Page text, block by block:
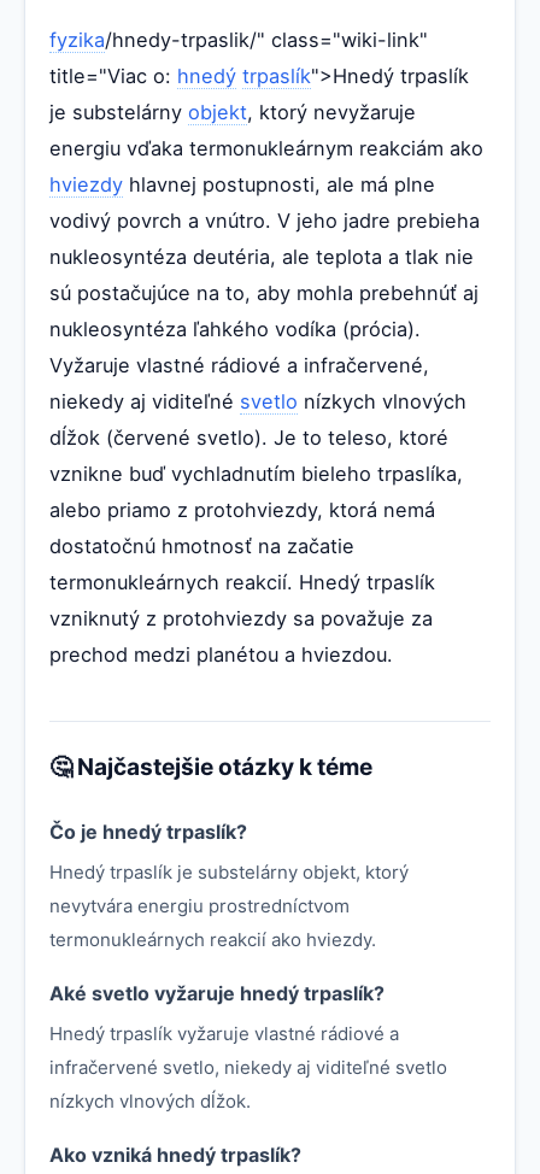
fyzika/hnedy-trpaslik/" class="wiki-link"
title="Viac o: hnedý trpaslík">Hnedý trpaslík
je substelárny objekt, ktorý nevyžaruje
energiu vďaka termonukleárnym reakciám ako
hviezdy hlavnej postupnosti, ale má plne
vodivý povrch a vnútro. V jeho jadre prebieha
nukleosyntéza deutéria, ale teplota a tlak nie
sú postačujúce na to, aby mohla prebehnúť aj
nukleosyntéza ľahkého vodíka (prócia).
Vyžaruje vlastné rádiové a infračervené,
niekedy aj viditeľné svetlo nízkych vlnových
dĺžok (červené svetlo). Je to teleso, ktoré
vznikne buď vychladnutím bieleho trpaslíka,
alebo priamo z protohviezdy, ktorá nemá
dostatočnú hmotnosť na začatie
termonukleárnych reakcií. Hnedý trpaslík
vzniknutý z protohviezdy sa považuje za
prechod medzi planétou a hviezdou.
🤔 Najčastejšie otázky k téme
Čo je hnedý trpaslík?
Hnedý trpaslík je substelárny objekt, ktorý
nevytvára energiu prostredníctvom
termonukleárnych reakcií ako hviezdy.
Aké svetlo vyžaruje hnedý trpaslík?
Hnedý trpaslík vyžaruje vlastné rádiové a
infračervené svetlo, niekedy aj viditeľné svetlo
nízkych vlnových dĺžok.
Ako vzniká hnedý trpaslík?